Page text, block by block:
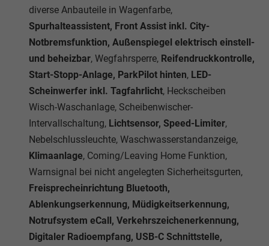
diverse Anbauteile in Wagenfarbe,
Spurhalteassistent, Front Assist inkl. City-
Notbremsfunktion, Außenspiegel elektrisch einstell-
und beheizbar, Wegfahrsperre, Reifendruckkontrolle,
Start-Stopp-Anlage, ParkPilot hinten, LED-
Scheinwerfer inkl. Tagfahrlicht, Heckscheiben
Wisch-Waschanlage, Scheibenwischer-
Intervallschaltung, Lichtsensor, Speed-Limiter,
Nebelschlussleuchte, Waschwasserstandanzeige,
Klimaanlage, Coming/Leaving Home Funktion,
Warnsignal bei nicht angelegten Sicherheitsgurten,
Freisprecheinrichtung Bluetooth,
Ablenkungserkennung, Müdigkeitserkennung,
Notrufsystem eCall, Verkehrszeichenerkennung,
Digitaler Radioempfang, USB-C Schnittstelle,